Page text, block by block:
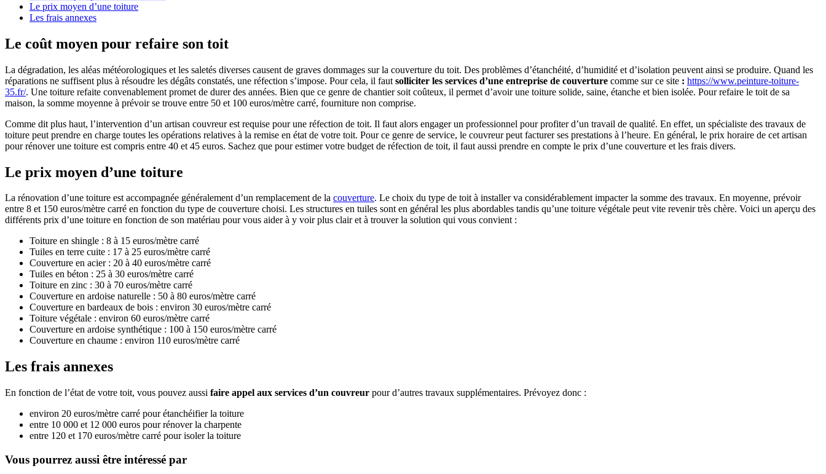
Le prix moyen d’une toiture
Les frais annexes
Le coût moyen pour refaire son toit
La dégradation, les aléas météorologiques et les saletés diverses causent de graves dommages sur la couverture du toit. Des problèmes d’étanchéité, d’humidité et d’isolation peuvent ainsi se produire. Quand les
réparations ne suffisent plus à résoudre les dégâts constatés, une réfection s’impose. Pour cela, il faut solliciter les services d’une entreprise de couverture comme sur ce site : https://www.peinture-toiture-
35.fr/. Une toiture refaite convenablement promet de durer des années. Bien que ce genre de chantier soit coûteux, il permet d’avoir une toiture solide, saine, étanche et bien isolée. Pour refaire le toit de sa
maison, la somme moyenne à prévoir se trouve entre 50 et 100 euros/mètre carré, fourniture non comprise.
Comme dit plus haut, l’intervention d’un artisan couvreur est requise pour une réfection de toit. Il faut alors engager un professionnel pour profiter d’un travail de qualité. En effet, un spécialiste des travaux de
toiture peut prendre en charge toutes les opérations relatives à la remise en état de votre toit. Pour ce genre de service, le couvreur peut facturer ses prestations à l’heure. En général, le prix horaire de cet artisan
pour rénover une toiture est compris entre 40 et 45 euros. Sachez que pour estimer votre budget de réfection de toit, il faut aussi prendre en compte le prix d’une couverture et les frais divers.
Le prix moyen d’une toiture
La rénovation d’une toiture est accompagnée généralement d’un remplacement de la couverture. Le choix du type de toit à installer va considérablement impacter la somme des travaux. En moyenne, prévoir
entre 8 et 150 euros/mètre carré en fonction du type de couverture choisi. Les structures en tuiles sont en général les plus abordables tandis qu’une toiture végétale peut vite revenir très chère. Voici un aperçu des
différents prix d’une toiture en fonction de son matériau pour vous aider à y voir plus clair et à trouver la solution qui vous convient :
Toiture en shingle : 8 à 15 euros/mètre carré
Tuiles en terre cuite : 17 à 25 euros/mètre carré
Couverture en acier : 20 à 40 euros/mètre carré
Tuiles en béton : 25 à 30 euros/mètre carré
Toiture en zinc : 30 à 70 euros/mètre carré
Couverture en ardoise naturelle : 50 à 80 euros/mètre carré
Couverture en bardeaux de bois : environ 30 euros/mètre carré
Toiture végétale : environ 60 euros/mètre carré
Couverture en ardoise synthétique : 100 à 150 euros/mètre carré
Couverture en chaume : environ 110 euros/mètre carré
Les frais annexes
En fonction de l’état de votre toit, vous pouvez aussi faire appel aux services d’un couvreur pour d’autres travaux supplémentaires. Prévoyez donc :
environ 20 euros/mètre carré pour étanchéifier la toiture
entre 10 000 et 12 000 euros pour rénover la charpente
entre 120 et 170 euros/mètre carré pour isoler la toiture
Vous pourrez aussi être intéressé par